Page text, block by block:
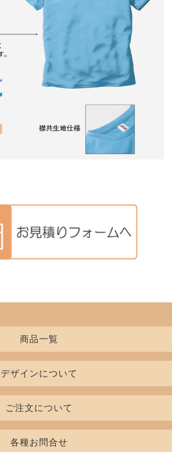
商品一覧
デザインについて
書体一覧
インクカラー
イン入稿について
ご注文について
各種お問合せ